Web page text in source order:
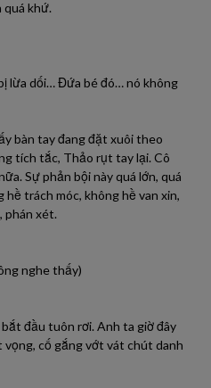
quá khứ.
lừa dối… Đứa bé đó… nó không
bàn tay đang đặt xuôi theo
tích tắc, Thảo rụt tay lại. Cô
Sự phản bội này quá lớn, quá
hề trách móc, không hề van xin,
phán xét.
nghe thấy)
đầu tuôn rơi. Anh ta giờ đây
cố gắng vớt vát chút danh